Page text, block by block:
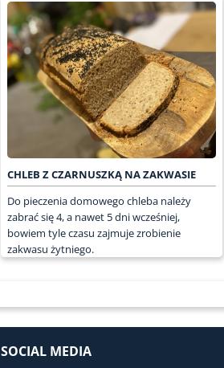
CHLEB Z CZARNUSZKĄ NA ZAKWASIE
Do pieczenia domowego chleba należy
zabrać się 4, a nawet 5 dni wcześniej,
bowiem tyle czasu zajmuje zrobienie
zakwasu żytniego.
SOCIAL MEDIA